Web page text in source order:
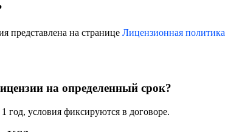
представлена на странице Лицензионная политика
на определенный срок?
условия фиксируются в договоре.